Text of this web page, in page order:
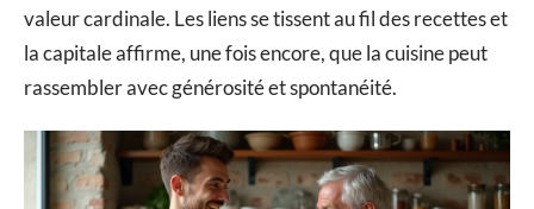
valeur cardinale. Les liens se tissent au fil des recettes et
la capitale affirme, une fois encore, que la cuisine peut
rassembler avec générosité et spontanéité.